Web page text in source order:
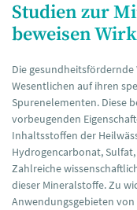
Studien zur
beweisen
Die
Wesentlichen auf ihren
Spurenelementen. Diese
vorbeugenden
Inhaltsstoffen der
Hydrogencarbonat,
Zahlreiche
dieser Mineralstoffe. Zu
Anwendungsgebieten